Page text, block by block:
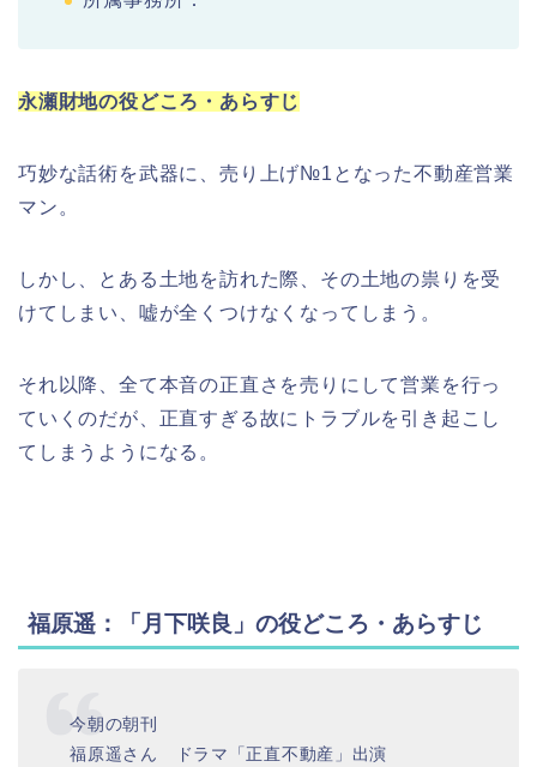
永瀬財地の役どころ・あらすじ
巧妙な話術を武器に、売り上げ№1となった不動産営業
マン。
しかし、とある土地を訪れた際、その土地の祟りを受
けてしまい、嘘が全くつけなくなってしまう。
それ以降、全て本音の正直さを売りにして営業を行っ
ていくのだが、正直すぎる故にトラブルを引き起こし
てしまうようになる。
福原遥：「月下咲良」の役どころ・あらすじ
今朝の朝刊
福原遥さん ドラマ「正直不動産」出演